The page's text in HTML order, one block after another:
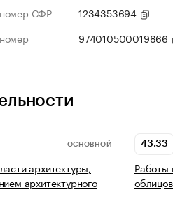
СФР
1234353694
974010500019866
ОСНОВНОЙ
архитектуры,
архитектурного
43.33
Работы